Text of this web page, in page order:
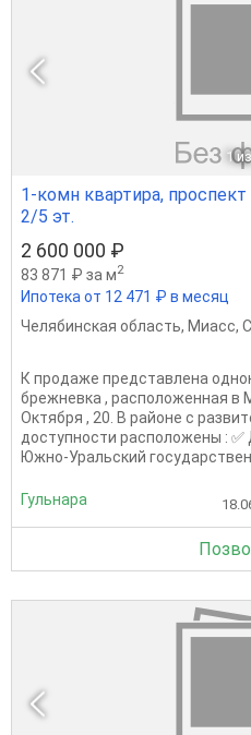
1
1-комн квартира,
2/5 эт.
2 600 000 ₽
83 871 ₽ за м2
Ипотека от 12 471 ₽ в месяц
Челябинская область, Миасс,
К продаже представлена
брежневка , расположенная в
Октября , 20. В районе с
доступности расположены :
Южно-Уральский
Гульнара